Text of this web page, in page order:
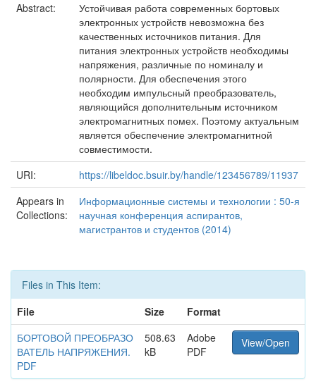
Abstract:
Устойчивая работа современных бортовых
электронных устройств невозможна без
качественных источников питания. Для
питания электронных устройств необходимы
напряжения, различные по номиналу и
полярности. Для обеспечения этого
необходим импульсный преобразователь,
являющийся дополнительным источником
электромагнитных помех. Поэтому актуальным
является обеспечение электромагнитной
совместимости.
URI:
https://libeldoc.bsuir.by/handle/123456789/11937
Appears in
Collections:
Информационные системы и технологии : 50-я
научная конференция аспирантов,
магистрантов и студентов (2014)
Files in This Item:
File
Size
Format
БОРТОВОЙ ПРЕОБРАЗО
ВАТЕЛЬ НАПРЯЖЕНИЯ.
PDF
508.63
kB
Adobe
PDF
View/Open